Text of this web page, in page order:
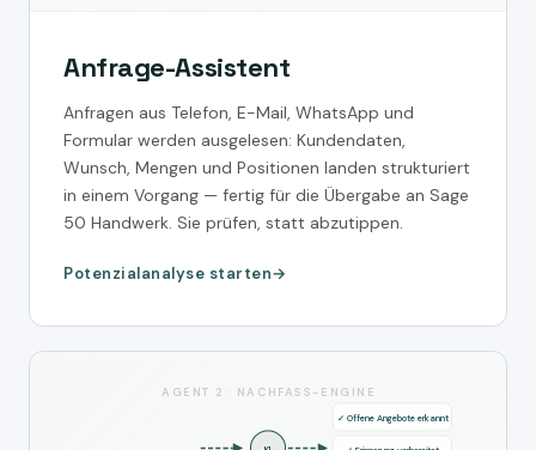
Anfrage-Assistent
Anfragen aus Telefon, E-Mail, WhatsApp und
Formular werden ausgelesen: Kundendaten,
Wunsch, Mengen und Positionen landen strukturiert
in einem Vorgang — fertig für die Übergabe an Sage
50 Handwerk. Sie prüfen, statt abzutippen.
Potenzialanalyse starten
AGENT 2 · NACHFASS-ENGINE
✓ Offene Angebote erkannt